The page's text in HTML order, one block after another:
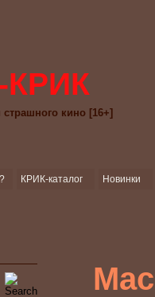
КРИК
кино [16+]
КРИК-каталог Новинки